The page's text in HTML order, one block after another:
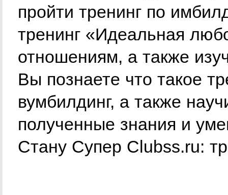
пройти тренинг по
тренинг «Идеальная
отношениям, а также
Вы познаете что такое
вумбилдинг, а также
полученные знания и
Стану Супер Clubss.ru: